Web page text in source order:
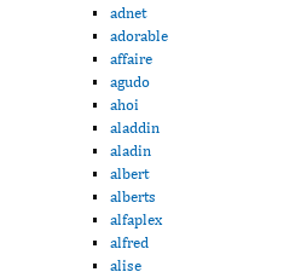
adnet
adorable
affaire
agudo
ahoi
aladdin
aladin
albert
alberts
alfaplex
alfred
alise